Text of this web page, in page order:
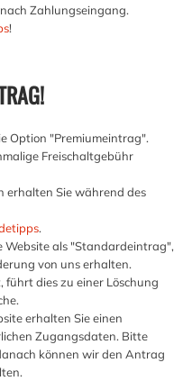
Zahlungseingang.
!
Option "Premiumeintrag".
Freischaltgebühr
erhalten Sie während des
.
Website als "Standardeintrag",
von uns erhalten.
führt dies zu einer Löschung
erhalten Sie einen
Zugangsdaten. Bitte
können wir den Antrag